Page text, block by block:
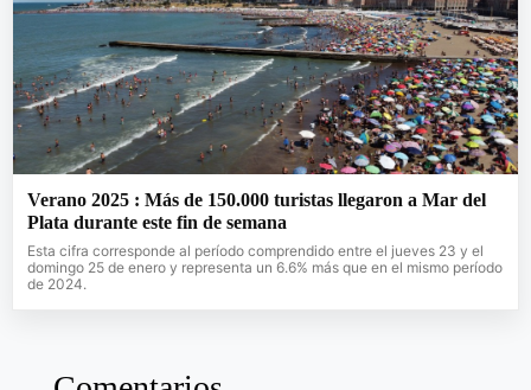
Verano 2025 : Más de 150.000 turistas llegaron a Mar del
Plata durante este fin de semana
Esta cifra corresponde al período comprendido entre el jueves 23 y el
domingo 25 de enero y representa un 6.6% más que en el mismo período
de 2024.